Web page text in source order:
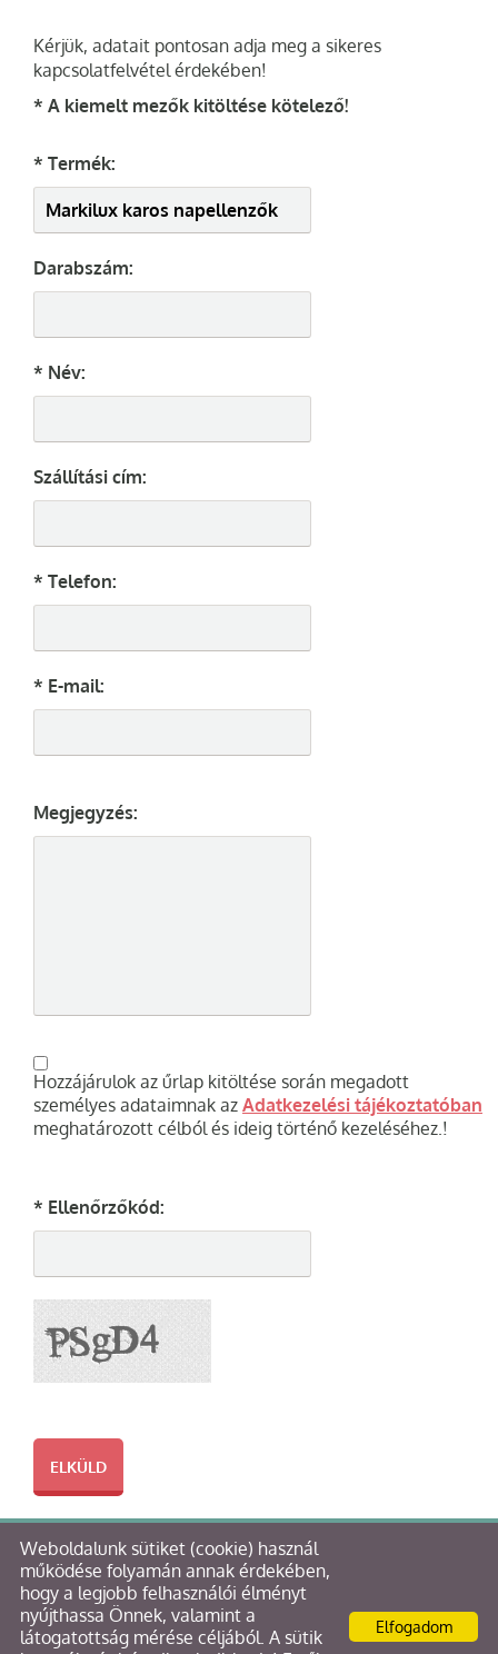
Kérjük, adatait pontosan adja meg a sikeres
kapcsolatfelvétel érdekében!
* A kiemelt mezők kitöltése kötelező!
* Termék:
Darabszám:
* Név:
Szállítási cím:
* Telefon:
* E-mail:
Megjegyzés:
Hozzájárulok az űrlap kitöltése során megadott
személyes adataimnak az Adatkezelési tájékoztatóban
meghatározott célból és ideig történő kezeléséhez.!
* Ellenőrzőkód:
© 2026 - Bloch & Kormos Kft. Tervező és Építő Kft.
Oldal információklAdatkezelési tájékoztatól
Impresszum
Elfogadom
Weboldalunk sütiket (cookie) használ
működése folyamán annak érdekében,
hogy a legjobb felhasználói élményt
nyújthassa Önnek, valamint a
látogatottság mérése céljából. A sütik